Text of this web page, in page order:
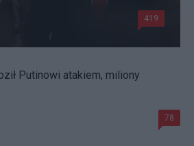
419
Putinowi atakiem, miliony
78